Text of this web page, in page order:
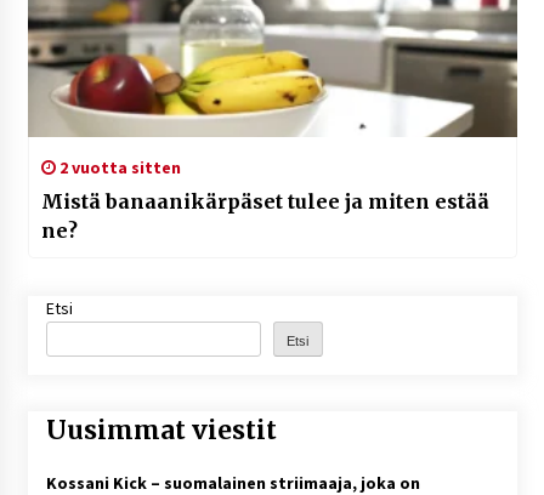
2 vuotta sitten
Mistä banaanikärpäset tulee ja miten estää
ne?
Etsi
Etsi
Uusimmat viestit
Kossani Kick – suomalainen striimaaja, joka on